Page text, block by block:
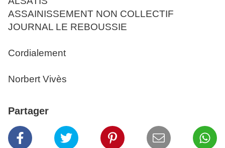
ASSAINISSEMENT NON COLLECTIF
JOURNAL LE REBOUSSIE
Cordialement
Norbert Vivès
Partager